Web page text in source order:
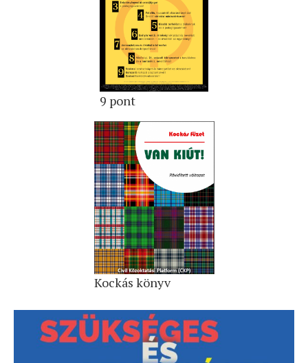
9 pont
Kockás könyv